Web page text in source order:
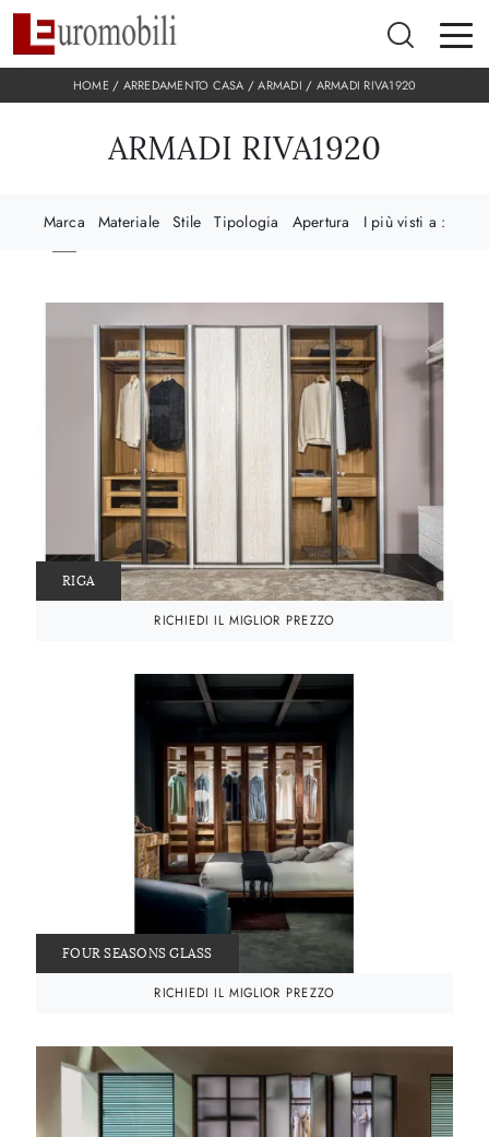
HOME/ ARREDAMENTO CASA /ARMADI / ARMADI RIVA1920
ARMADI RIVA1920
Marca Materiale Stile Tipologia Apertura I più visti a :
RIGA
RICHIEDI IL MIGLIOR PREZZO
FOUR SEASONS GLASS
RICHIEDI IL MIGLIOR PREZZO